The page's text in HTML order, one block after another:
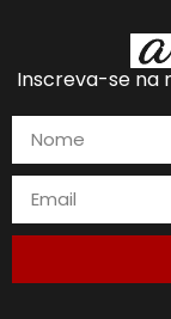
Inscreva-se na